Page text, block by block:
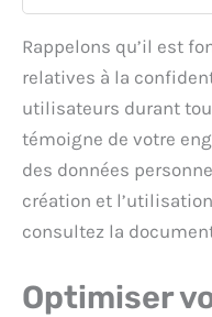
Rappelons qu’il est
relatives à la
utilisateurs durant
témoigne de votre
des données
création et
consultez la
Optimiser